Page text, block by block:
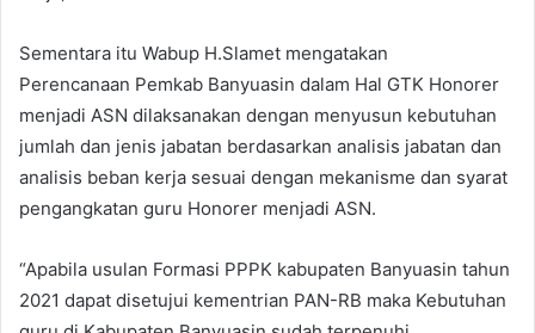
Sementara itu Wabup H.Slamet mengatakan
Perencanaan Pemkab Banyuasin dalam Hal GTK Honorer
menjadi ASN dilaksanakan dengan menyusun kebutuhan
jumlah dan jenis jabatan berdasarkan analisis jabatan dan
analisis beban kerja sesuai dengan mekanisme dan syarat
pengangkatan guru Honorer menjadi ASN.
“Apabila usulan Formasi PPPK kabupaten Banyuasin tahun
2021 dapat disetujui kementrian PAN-RB maka Kebutuhan